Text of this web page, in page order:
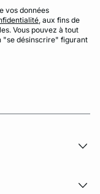
vos données
, aux fins de
Vous pouvez à tout
"se désinscrire" figurant